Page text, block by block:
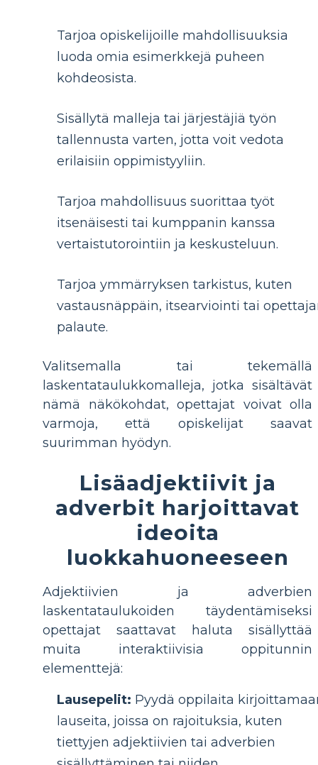
Tarjoa opiskelijoille mahdollisuuksia
luoda omia esimerkkejä puheen
kohdeosista.
Sisällytä malleja tai järjestäjiä työn
tallennusta varten, jotta voit vedota
erilaisiin oppimistyyliin.
Tarjoa mahdollisuus suorittaa työt
itsenäisesti tai kumppanin kanssa
vertaistutorointiin ja keskusteluun.
Tarjoa ymmärryksen tarkistus, kuten
vastausnäppäin, itsearviointi tai
palaute.
Valitsemalla tai tekemällä
laskentataulukkomalleja, jotka sisältävät
nämä näkökohdat, opettajat voivat olla
varmoja, että opiskelijat saavat
suurimman hyödyn.
Lisäadjektiivit ja
adverbit harjoittavat
ideoita
luokkahuoneeseen
Adjektiivien ja adverbien
laskentataulukoiden täydentämiseksi
opettajat saattavat haluta sisällyttää
muita interaktiivisia oppitunnin
elementtejä:
Lausepelit: Pyydä oppilaita
lauseita, joissa on rajoituksia, kuten
tiettyjen adjektiivien tai adverbien